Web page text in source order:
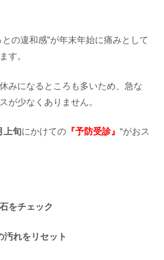
の違和感”が年末年始に痛みとして
す。
みになるところも多いため、急な
が少なくありません。
上旬にかけての 『予防受診』“がおス
をチェック
汚れをリセット